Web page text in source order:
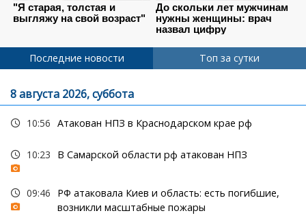
Последние новости Топ за сутки
8 августа 2026, суббота
10:56 Атакован НПЗ в Краснодарском крае рф
10:23 В Самарской области рф атакован НПЗ
09:46
РФ атаковала Киев и область: есть погибшие,
возникли масштабные пожары